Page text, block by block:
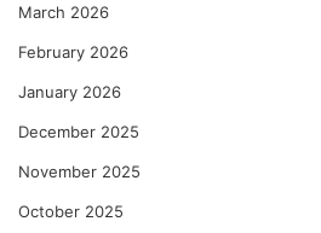
March 2026
February 2026
January 2026
December 2025
November 2025
October 2025